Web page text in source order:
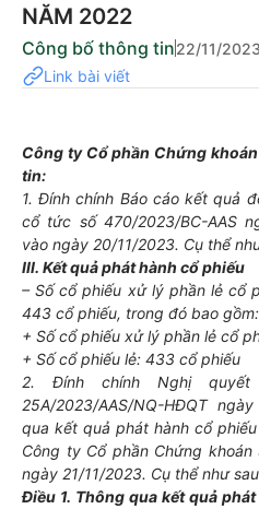
NĂM 2022
Công bố thông tin22/11/2023
Link bài viết
Công ty Cổ phần Chứng
tin:
1. Đính chính Báo cáo kết quả
cổ tức số 470/2023/BC-AAS
vào ngày 20/11/2023. Cụ thể
III. Kết quả phát hành cổ phiếu
– Số cổ phiếu xử lý phần lẻ cổ
443 cổ phiếu, trong đó bao gồm:
+ Số cổ phiếu xử lý phần lẻ cổ
+ Số cổ phiếu lẻ: 433 cổ phiếu
2. Đính chính Nghị
25A/2023/AAS/NQ-HĐQT
qua kết quả phát hành cổ
Công ty Cổ phần Chứng
ngày 21/11/2023. Cụ thể như
Điều 1. Thông qua kết quả